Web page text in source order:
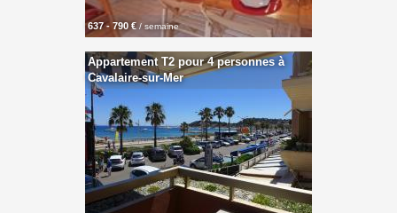
637 - 790 € / semaine
Appartement T2 pour 4 personnes à
Cavalaire-sur-Mer